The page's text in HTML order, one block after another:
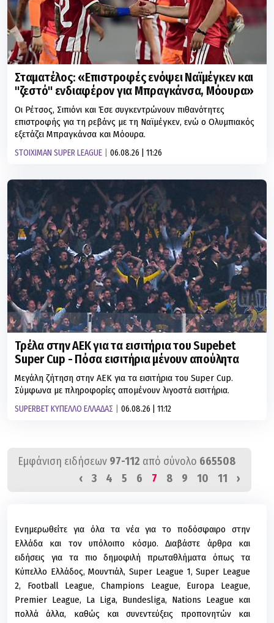
Σταματέλος: «Επιστροφές ενόψει Ναϊμέγκεν και
''ζεστό'' ενδιαφέρον για Μπραγκάνσα, Μόουρα»
Οι Ρέτσος, Σιπιόνι και Έσε συγκεντρώνουν πιθανότητες
επιστροφής για τη ρεβάνς με τη Ναϊμέγκεν, ενώ ο Ολυμπιακός
εξετάζει Μπραγκάνσα και Μόουρα.
STOIXIMAN SUPER LEAGUE 06.08.26 | 11:26
Τρέλα στην ΑΕΚ για τα εισιτήρια του Supebet
Super Cup - Πόσα εισιτήρια μένουν απούλητα
Μεγάλη ζήτηση στην ΑΕΚ για τα εισιτήρια του Super Cup.
Σύμφωνα με πληροφορίες απομένουν λιγοστά εισιτήρια.
SUPERBET ΚΥΠΕΛΛΟ ΕΛΛΑΔΑΣ 06.08.26 | 11:12
Εμφάνιση ειδήσεων 97-112 από σύνολο 665508
‹
3 4 5 6 7 8 9 10 11 ›
Ενημερωθείτε για όλα τα νέα για το ποδόσφαιρο στην
Ελλάδα και τον υπόλοιπο κόσμο. Διαβάστε άρθρα και
ειδήσεις για τα πιο δημοφιλή πρωταθλήματα όπως τα
Κύπελλο Ελλάδος, Μουντιάλ, Super League 1, Super League
2, Football League, Champions League, Europa League,
Premier League, La Liga, Bundesliga, Nations League και
πολλά άλλα, καθώς και συνεντεύξεις προπονητών και